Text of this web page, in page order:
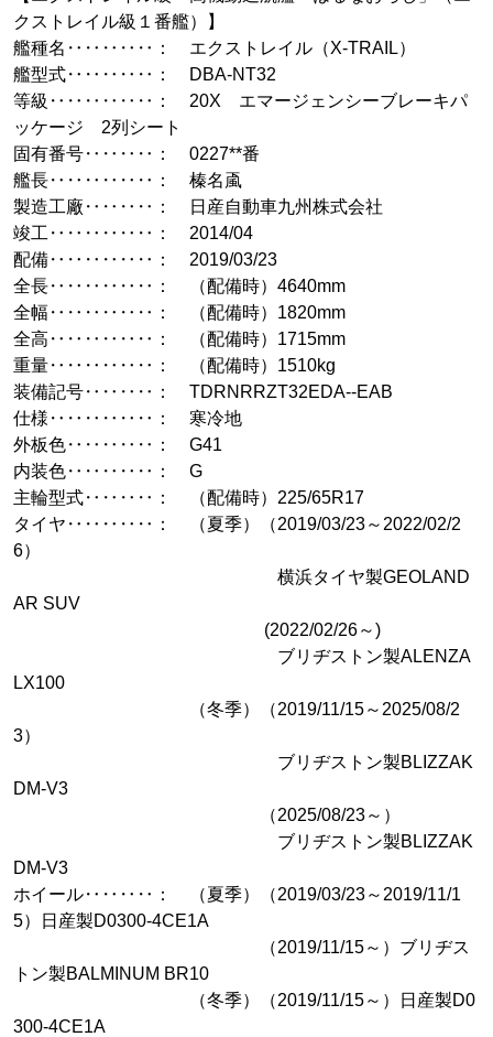
クストレイル級１番艦）】
艦種名‥‥‥‥‥： エクストレイル（X-TRAIL）
艦型式‥‥‥‥‥： DBA-NT32
等級‥‥‥‥‥‥： 20X エマージェンシーブレーキパ
ッケージ 2列シート
固有番号‥‥‥‥： 0227**番
艦長‥‥‥‥‥‥： 榛名颪
製造工廠‥‥‥‥： 日産自動車九州株式会社
竣工‥‥‥‥‥‥： 2014/04
配備‥‥‥‥‥‥： 2019/03/23
全長‥‥‥‥‥‥： （配備時）4640mm
全幅‥‥‥‥‥‥： （配備時）1820mm
全高‥‥‥‥‥‥： （配備時）1715mm
重量‥‥‥‥‥‥： （配備時）1510kg
装備記号‥‥‥‥： TDRNRRZT32EDA--EAB
仕様‥‥‥‥‥‥： 寒冷地
外板色‥‥‥‥‥： G41
内装色‥‥‥‥‥： G
主輪型式‥‥‥‥： （配備時）225/65R17
タイヤ‥‥‥‥‥： （夏季）（2019/03/23～2022/02/2
6）
横浜タイヤ製GEOLAND
AR SUV
(2022/02/26～)
ブリヂストン製ALENZA
LX100
（冬季）（2019/11/15～2025/08/2
3）
ブリヂストン製BLIZZAK
DM-V3
（2025/08/23～）
ブリヂストン製BLIZZAK
DM-V3
ホイール‥‥‥‥： （夏季）（2019/03/23～2019/11/1
5）日産製D0300-4CE1A
（2019/11/15～）ブリヂス
トン製BALMINUM BR10
（冬季）（2019/11/15～）日産製D0
300-4CE1A